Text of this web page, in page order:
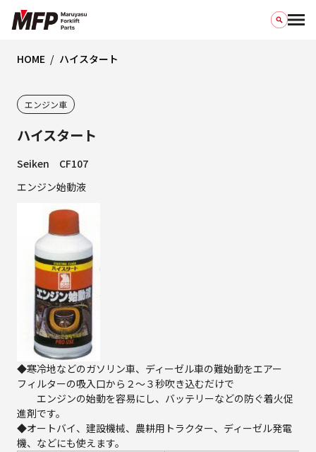
HOME ハイスタート
エンジン車
ハイスタート
Seiken CF107
エンジン始動液
◆寒冷地などのガソリン車、ディーゼル車の難始動をエアー
フィルターの吸入口から２～３秒吹き込むだけで
エンジンの始動を容易にし、バッテリーなどの防ぐ着火促
進剤です。
◆オートバイ、建設機械、農耕用トラクター、ディーゼル発電
機、などにも使えます。